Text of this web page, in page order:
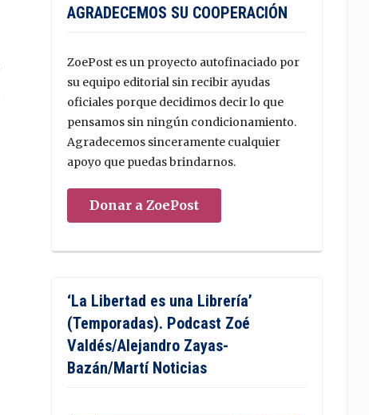
AGRADECEMOS SU COOPERACIÓN
ZoePost es un proyecto autofinaciado por
su equipo editorial sin recibir ayudas
oficiales porque decidimos decir lo que
pensamos sin ningún condicionamiento.
Agradecemos sinceramente cualquier
apoyo que puedas brindarnos.
Donar a ZoePost
‘La Libertad es una Librería’
(Temporadas). Podcast Zoé
Valdés/Alejandro Zayas-
Bazán/Martí Noticias